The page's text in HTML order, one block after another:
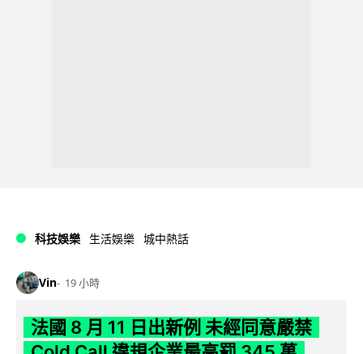
科技娛樂 生活娛樂 城中熱話
Vin 19 小時
法國 8 月 11 日出新例 未經同意嚴禁